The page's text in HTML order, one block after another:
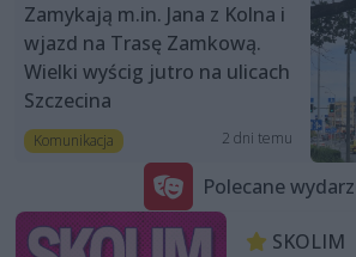
Zamykają m.in. Jana z Kolna i
wjazd na Trasę Zamkową.
Wielki wyścig jutro na ulicach
Szczecina
Komunikacja 2 dni temu
Polecane
SKOLIM